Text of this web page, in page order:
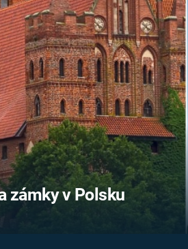
UFO A
MIMOZEMŠŤANÉ
UTAJENÉ
ČESKÝCH DĚJIN
ALTERNATIVNÍ
HISTORIE
zámky v Polsku